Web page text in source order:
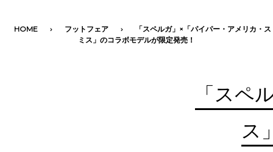
HOME フットフェア
「スペルガ」×「パイパー・アメリカ・ス
ミス」のコラボモデルが限定発売！
「スペ
ス